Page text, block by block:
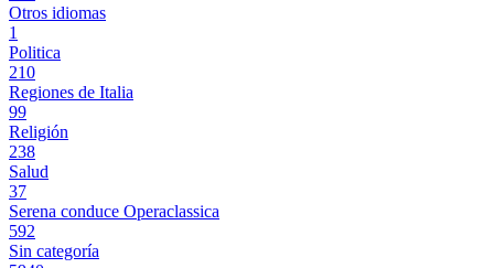
Otros idiomas
1
Politica
210
Regiones de Italia
99
Religión
238
Salud
37
Serena conduce Operaclassica
592
Sin categoría